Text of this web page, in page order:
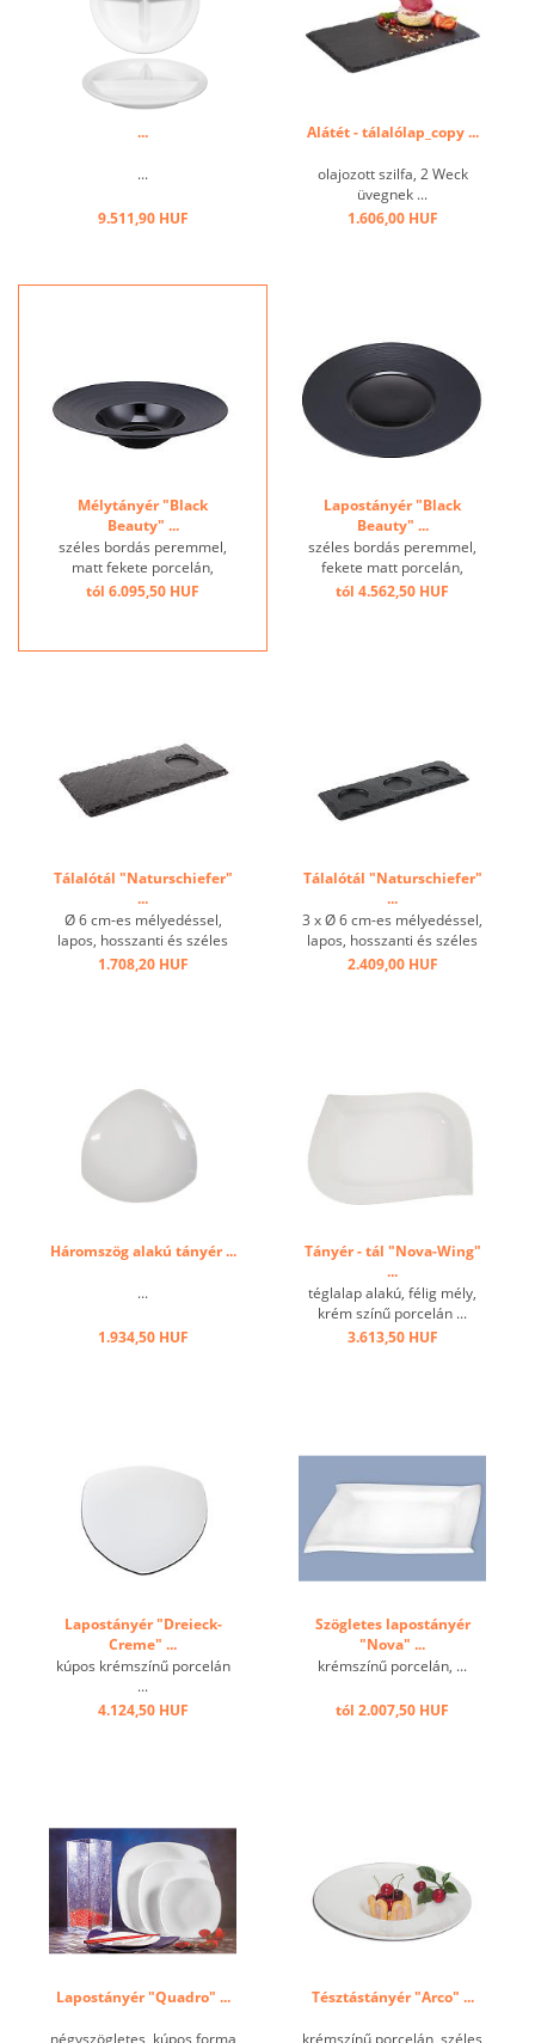
...
...
9.511,90 HUF
Alátét - tálalólap_copy ...
olajozott szilfa, 2 Weck
üvegnek ...
1.606,00 HUF
Mélytányér "Black
Beauty" ...
széles bordás peremmel,
matt fekete porcelán,
mázas belső rész ...
tól 6.095,50 HUF
Lapostányér "Black
Beauty" ...
széles bordás peremmel,
fekete matt porcelán,
üvegezett tükör ...
tól 4.562,50 HUF
Tálalótál "Naturschiefer"
...
Ø 6 cm-es mélyedéssel,
lapos, hosszanti és széles
oldalakkal ...
1.708,20 HUF
Tálalótál "Naturschiefer"
...
3 x Ø 6 cm-es mélyedéssel,
lapos, hosszanti és széles
oldalakkal ...
2.409,00 HUF
Háromszög alakú tányér ...
...
1.934,50 HUF
Tányér - tál "Nova-Wing"
...
téglalap alakú, félig mély,
krém színű porcelán ...
3.613,50 HUF
Lapostányér "Dreieck-
Creme" ...
kúpos krémszínű porcelán
...
4.124,50 HUF
Szögletes lapostányér
"Nova" ...
krémszínű porcelán, ...
tól 2.007,50 HUF
Lapostányér "Quadro" ...
négyszögletes, kúpos forma
Tésztástányér "Arco" ...
krémszínű porcelán, széles